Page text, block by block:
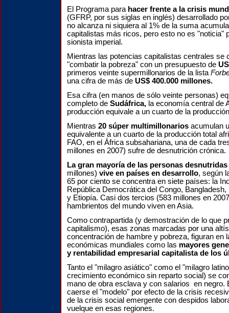
El Programa para hacer frente a la crisis
(GFRP, por sus siglas en inglés) desarrollado
no alcanza ni siquiera al 1% de la suma
capitalistas más ricos, pero esto no es "noticia"
sionista imperial.
Mientras las potencias capitalistas centrales se
"combatir la pobreza" con un presupuesto de
primeros veinte supermillonarios de la lista
una cifra de más de US$ 400.000 millones.
Esa cifra (en manos de sólo veinte personas)
completo de Sudáfrica, la economía central de
producción equivale a un cuarto de la
Mientras 20 súper multimillonarios acumulan
equivalente a un cuarto de la producción total
FAO, en el África subsahariana, una de cada
millones en 2007) sufre de desnutrición crónica.
La gran mayoría de las personas
millones) vive en países en desarrollo, según
65 por ciento se concentra en siete países: la
República Democrática del Congo,
y Etiopía. Casi dos tercios (583 millones en
hambrientos del mundo viven en Asia.
Como contrapartida (y demostración de lo que
capitalismo), esas zonas marcadas por una
concentración de hambre y pobreza, figuran en
económicas mundiales como las mayores
y rentabilidad empresarial capitalista de los
Tanto el "milagro asiático" como el "milagro
crecimiento económico sin reparto social) se
mano de obra esclava y con salarios en negro.
caerse el "modelo" por efecto de la crisis
de la crisis social emergente con despidos
vuelque en esas regiones.